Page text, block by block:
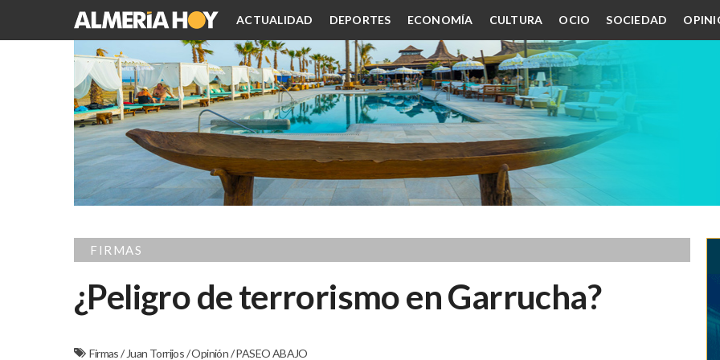
ACTUALIDAD DEPORTES ECONOMÍA CULTURA OCIO SOCIEDAD
FIRMAS
¿Peligro de terrorismo en Garrucha?
Firmas/ Juan Torrijos/Opinión/PASEO ABAJO